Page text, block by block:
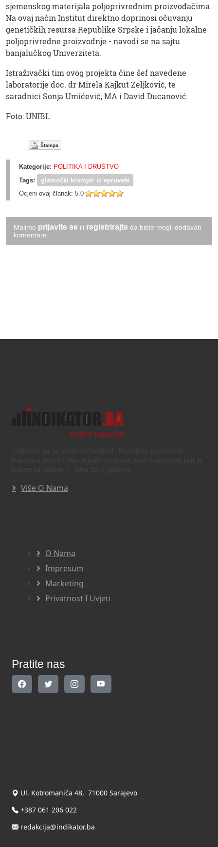
sjemenskog materijala poljoprivrednim proizvođačima.
Na ovaj način Institut direktno doprinosi očuvanju
genetičkih resursa Republike Srpske i jačanju lokalne
poljoprivredne proizvodnje - navodi se na sajtu
banjalučkog Univerziteta.
Istraživački tim ovog projekta čine šef navedene
laboratorije doc. dr Mirela Kajkut Zeljković, te
saradnici Sonja Umićević, MA i David Ducanović.
Foto: UNIBL
Štampa
Kategorije: POLITIKA I DRUŠTVO
Tags:
glamočki krompir iz epruvete
Ocjeni ovaj članak: 5.0
Molimo prijavite se ili registrirajte da biste mogli dodavati
komentare.
Više O Nama
O Nama
Impresum
Marketing
Privatnost I Uvjeti
Pratite nas
Ul. Kotromanića 48, 71000 Sarajevo
+387 061 206 022
redakcija@indikator.ba